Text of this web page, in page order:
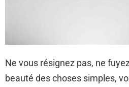
Ne vous résignez pas, ne
beauté des choses simples,